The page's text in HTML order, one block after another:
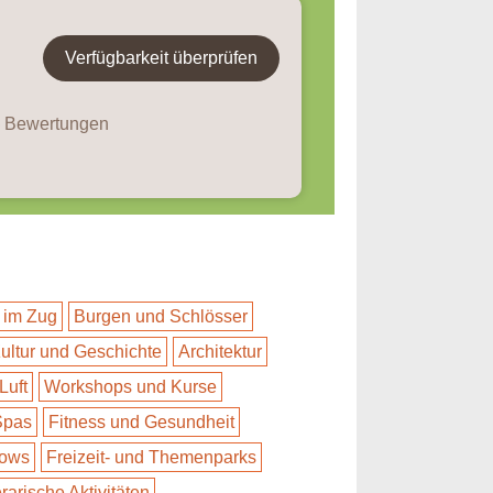
Verfügbarkeit überprüfen
Zug
Burgen und Schlösser
und Geschichte
Architektur
Workshops und Kurse
Fitness und Gesundheit
Freizeit- und Themenparks